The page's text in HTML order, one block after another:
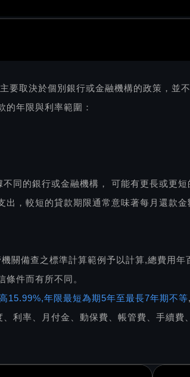
要取決於個別銀行或金融機構的政策，並
的年限與利率範圍：
不同的銀行或金融機構， 可能有更長或更
，較短的貸款期限通常意味著每月還款
關備查之標準計算範例予以計算,總費用年
件而有所不同。
15.99%,年限最短為期5年至最長7年期不等
利率、月付金、動保費、帳管費、手續